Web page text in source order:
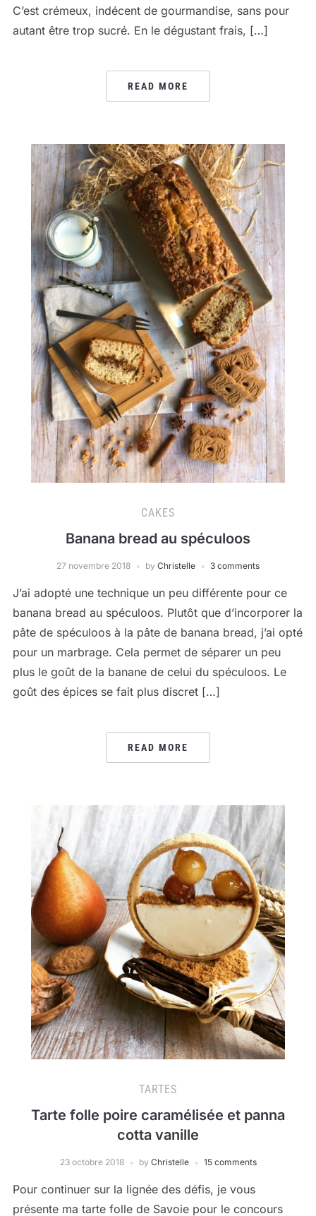
C’est crémeux, indécent de gourmandise, sans pour
autant être trop sucré. En le dégustant frais, […]
READ MORE
CAKES
Banana bread au spéculoos
27 novembre 2018 by Christelle 3 comments
J’ai adopté une technique un peu différente pour ce
banana bread au spéculoos. Plutôt que d’incorporer la
pâte de spéculoos à la pâte de banana bread, j’ai opté
pour un marbrage. Cela permet de séparer un peu
plus le goût de la banane de celui du spéculoos. Le
goût des épices se fait plus discret […]
READ MORE
TARTES
Tarte folle poire caramélisée et panna
cotta vanille
23 octobre 2018 by Christelle 15 comments
Pour continuer sur la lignée des défis, je vous
présente ma tarte folle de Savoie pour le concours